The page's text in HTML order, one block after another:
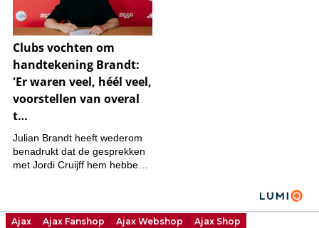
Ajax Ajax Fanshop Ajax Webshop
Ajax Shop